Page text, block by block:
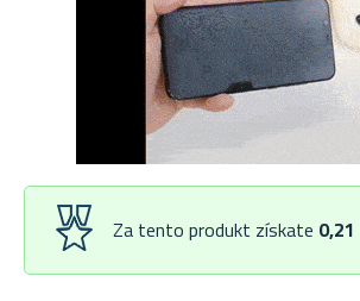
Za tento produkt získate 0,21